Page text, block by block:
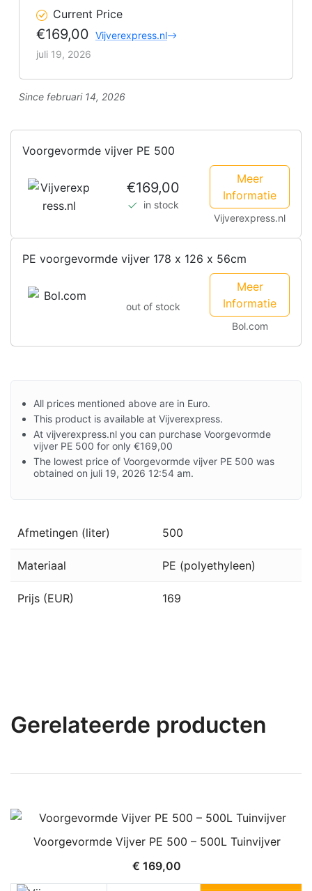
Current Price
€169,00 Vijverexpress.nl
juli 19, 2026
Since februari 14, 2026
Voorgevormde vijver PE 500
€169,00
in stock
Meer
Informatie
Vijverexpress.nl
PE voorgevormde vijver 178 x 126 x 56cm
out of stock
Meer
Informatie
Bol.com
All prices mentioned above are in Euro.
This product is available at Vijverexpress.
At vijverexpress.nl you can purchase Voorgevormde
vijver PE 500 for only €169,00
The lowest price of Voorgevormde vijver PE 500 was
obtained on juli 19, 2026 12:54 am.
Afmetingen (liter) 500
Materiaal PE (polyethyleen)
Prijs (EUR) 169
Gerelateerde producten
Voorgevormde Vijver PE 500 – 500L Tuinvijver
€ 169,00